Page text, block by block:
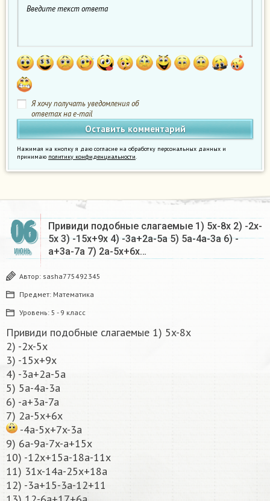
Я хочу получать уведомления об
ответах на e-mail
Нажимая на кнопку я даю согласие на обработку персональных данных и
принимаю политику конфиденциальности.
06
ИЮНЬ
Привиди подобные слагаемые 1) 5x-8x 2) -2x-
5x 3) -15x+9x 4) -3a+2a-5a 5) 5a-4a-3a 6) -
a+3a-7a 7) 2a-5x+6x…
Автор: sasha775492345
Предмет: Математика
Уровень: 5 - 9 класс
Привиди подобные слагаемые 1) 5x-8x
2) -2x-5x
3) -15x+9x
4) -3a+2a-5a
5) 5a-4a-3a
6) -a+3a-7a
7) 2a-5x+6x
-4a-5x+7x-3a
9) 6a-9a-7x-a+15x
10) -12x+15a-18a-11x
11) 31x-14a-25x+18a
12) -3a+15-3a-12+11